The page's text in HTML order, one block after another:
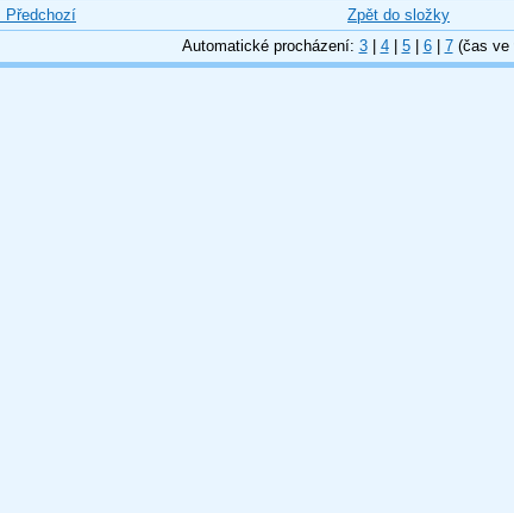
Zpět do složky
Automatické procházení: 3| 4| 5| 6| 7(čas ve